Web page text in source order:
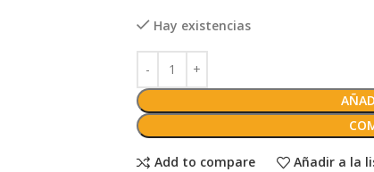
Hay existencias
Add to compare Añadir a la